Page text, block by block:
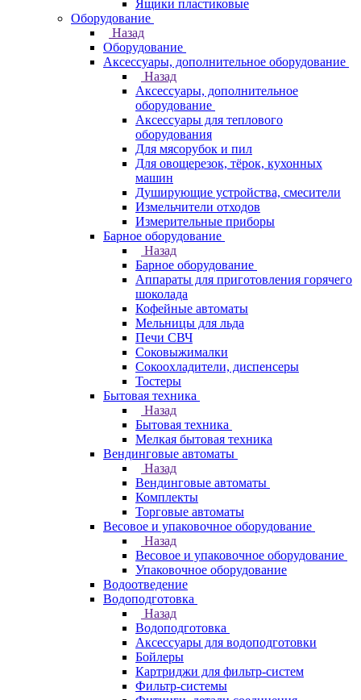
Ящики пластиковые
Оборудование
Назад
Оборудование
Аксессуары, дополнительное оборудование
Назад
Аксессуары, дополнительное
оборудование
Аксессуары для теплового
оборудования
Для мясорубок и пил
Для овощерезок, тёрок, кухонных
машин
Душирующие устройства, смесители
Измельчители отходов
Измерительные приборы
Барное оборудование
Назад
Барное оборудование
Аппараты для приготовления горячего
шоколада
Кофейные автоматы
Мельницы для льда
Печи СВЧ
Соковыжималки
Сокоохладители, диспенсеры
Тостеры
Бытовая техника
Назад
Бытовая техника
Мелкая бытовая техника
Вендинговые автоматы
Назад
Вендинговые автоматы
Комплекты
Торговые автоматы
Весовое и упаковочное оборудование
Назад
Весовое и упаковочное оборудование
Упаковочное оборудование
Водоотведение
Водоподготовка
Назад
Водоподготовка
Аксессуары для водоподготовки
Бойлеры
Картриджи для фильтр-систем
Фильтр-системы